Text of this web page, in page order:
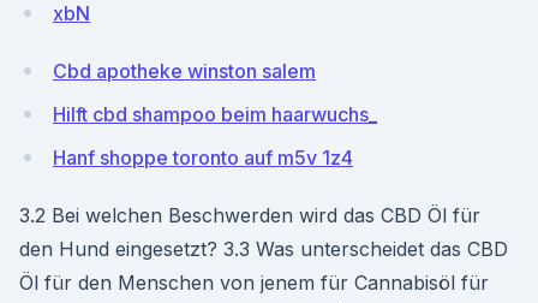
xbN
Cbd apotheke winston salem
Hilft cbd shampoo beim haarwuchs_
Hanf shoppe toronto auf m5v 1z4
3.2 Bei welchen Beschwerden wird das CBD Öl für
den Hund eingesetzt? 3.3 Was unterscheidet das CBD
Öl für den Menschen von jenem für Cannabisöl für